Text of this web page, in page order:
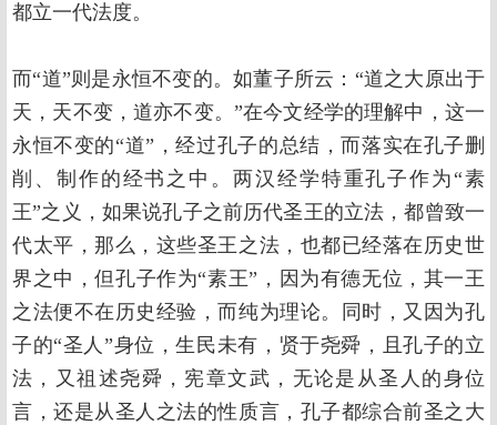
都立一代法度。
而“道”则是永恒不变的。如董子所云：“道之大原出于
天，天不变，道亦不变。”在今文经学的理解中，这一
永恒不变的“道”，经过孔子的总结，而落实在孔子删
削、制作的经书之中。两汉经学特重孔子作为“素
王”之义，如果说孔子之前历代圣王的立法，都曾致一
代太平，那么，这些圣王之法，也都已经落在历史世
界之中，但孔子作为“素王”，因为有德无位，其一王
之法便不在历史经验，而纯为理论。同时，又因为孔
子的“圣人”身位，生民未有，贤于尧舜，且孔子的立
法，又祖述尧舜，宪章文武，无论是从圣人的身位
言，还是从圣人之法的性质言，孔子都综合前圣之大